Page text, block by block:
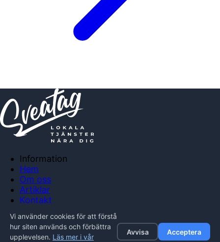
Information
Hem
Om oss
Artiklar
Kontakt
Integritetspolicy
Vi använder cookies för att förstå
hur siten används och förbättra
upplevelsen. Läs mer i vår
Avvisa Acceptera